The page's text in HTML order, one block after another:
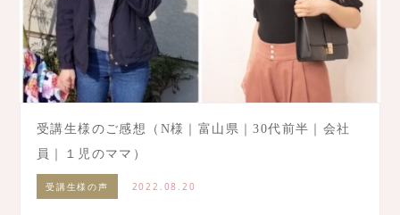
受講生様のご感想（N様｜富山県｜30代前半｜会社
員｜１児のママ）
受講生様の声 2022.08.20